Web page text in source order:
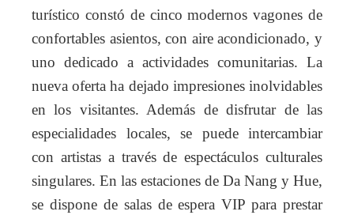
turístico constó de cinco modernos vagones de
confortables asientos, con aire acondicionado, y
uno dedicado a actividades comunitarias. La
nueva oferta ha dejado impresiones inolvidables
en los visitantes. Además de disfrutar de las
especialidades locales, se puede intercambiar
con artistas a través de espectáculos culturales
singulares. En las estaciones de Da Nang y Hue,
se dispone de salas de espera VIP para prestar